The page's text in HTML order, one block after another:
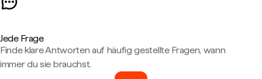
Jede Frage
Finde klare Antworten auf häufig gestellte Fragen, wann
immer du sie brauchst.